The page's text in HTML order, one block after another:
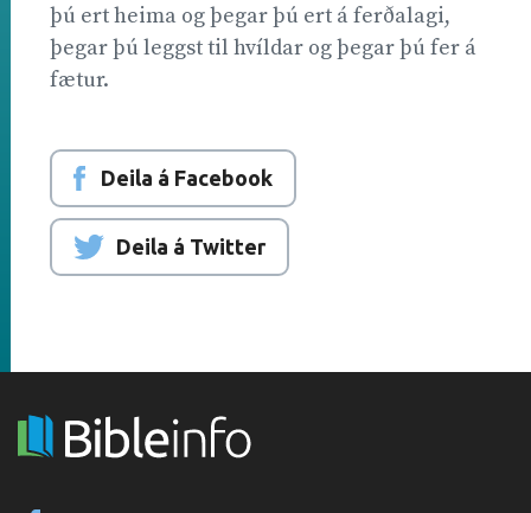
þú ert heima og þegar þú ert á ferðalagi,
þegar þú leggst til hvíldar og þegar þú fer á
fætur.
Deila á Facebook
Deila á Twitter